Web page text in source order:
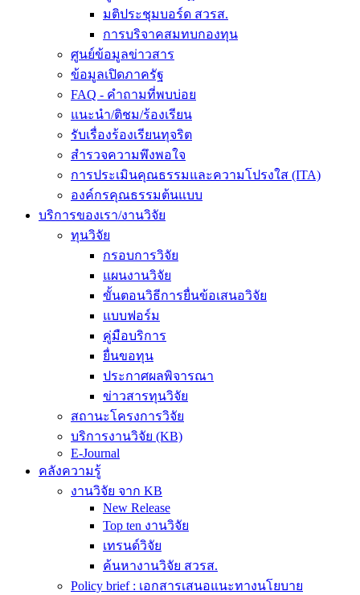
มติประชุมบอร์ด สวรส.
การบริจาคสมทบกองทุน
ศูนย์ข้อมูลข่าวสาร
ข้อมูลเปิดภาครัฐ
FAQ - คำถามที่พบบ่อย
แนะนำ/ติชม/ร้องเรียน
รับเรื่องร้องเรียนทุจริต
สำรวจความพึงพอใจ
การประเมินคุณธรรมและความโปรงใส (ITA)
องค์กรคุณธรรมต้นแบบ
บริการของเรา/งานวิจัย
ทุนวิจัย
กรอบการวิจัย
แผนงานวิจัย
ขั้นตอนวิธีการยื่นข้อเสนอวิจัย
แบบฟอร์ม
คู่มือบริการ
ยื่นขอทุน
ประกาศผลพิจารณา
ข่าวสารทุนวิจัย
สถานะโครงการวิจัย
บริการงานวิจัย (KB)
E-Journal
คลังความรู้
งานวิจัย จาก KB
New Release
Top ten งานวิจัย
เทรนด์วิจัย
ค้นหางานวิจัย สวรส.
Policy brief : เอกสารเสนอแนะทางนโยบาย